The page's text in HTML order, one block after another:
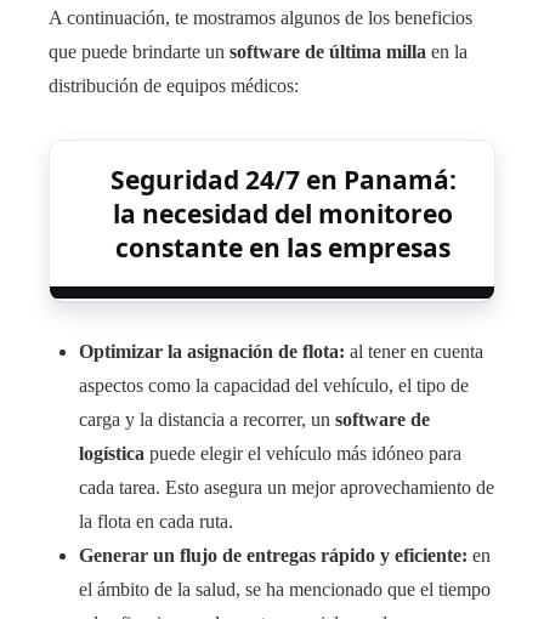
A continuación, te mostramos algunos de los beneficios
que puede brindarte un software de última milla en la
distribución de equipos médicos:
Seguridad 24/7 en Panamá:
la necesidad del monitoreo
constante en las empresas
Optimizar la asignación de flota: al tener en cuenta
aspectos como la capacidad del vehículo, el tipo de
carga y la distancia a recorrer, un software de
logística puede elegir el vehículo más idóneo para
cada tarea. Esto asegura un mejor aprovechamiento de
la flota en cada ruta.
Generar un flujo de entregas rápido y eficiente: en
el ámbito de la salud, se ha mencionado que el tiempo